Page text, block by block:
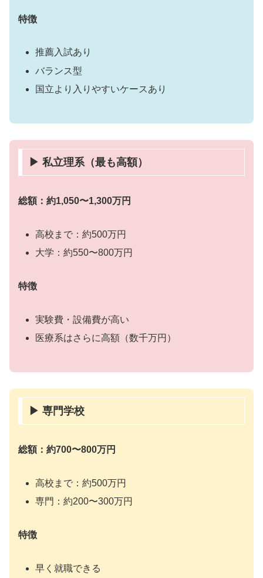
特徴
推薦入試あり
バランス型
国立より入りやすいケースあり
▶ 私立理系（最も高額）
総額：約1,050〜1,300万円
高校まで：約500万円
大学：約550〜800万円
特徴
実験費・設備費が高い
医療系はさらに高額（数千万円）
▶ 専門学校
総額：約700〜800万円
高校まで：約500万円
専門：約200〜300万円
特徴
早く就職できる